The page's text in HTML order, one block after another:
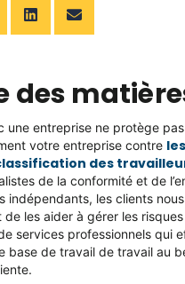
des
une entreprise ne protège pas
votre entreprise contre
des
de la conformité et de
indépendants, les clients
de les aider à gérer les
services professionnels qui
base de travail de travail au